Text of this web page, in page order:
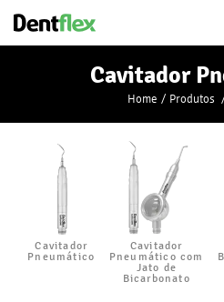
Cavitador
Home Produtos
Cavitador
Pneumático
Cavitador
Pneumático com
Jato de
Bicarbonato